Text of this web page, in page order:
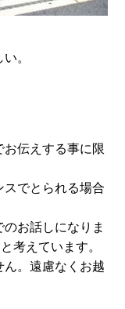
。
お伝えする事に限
スでとられる場合
お話しになりま
考えています。
。遠慮なくお越